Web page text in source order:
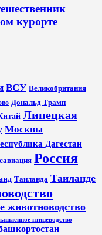
курорте
ВСУ Великобритания
Дональд Трамп
Липецкая
Москвы
Дагестан
Россия
Таиланда Таиланде
животноводство
птицеводство